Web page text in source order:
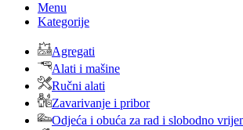
Menu
Kategorije
Agregati
Alati i mašine
Ručni alati
Zavarivanje i pribor
Odjeća i obuća za rad i slobodno